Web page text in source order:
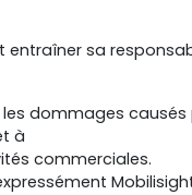
entraîner sa
dommages causés
à
commerciales.